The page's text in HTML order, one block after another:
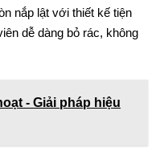
nắp lật với thiết kế tiện
dễ dàng bỏ rác, không
- Giải pháp hiệu